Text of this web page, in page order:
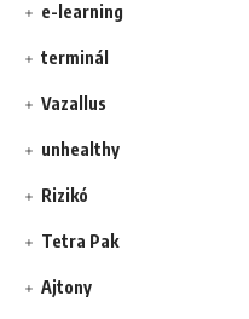
e-learning
terminál
Vazallus
unhealthy
Rizikó
Tetra Pak
Ajtony